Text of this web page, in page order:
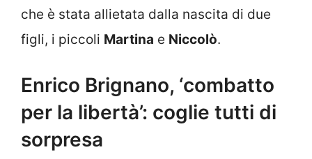
che è stata allietata dalla nascita di due
figli, i piccoli Martina e Niccolò.
Enrico Brignano, ‘combatto
per la libertà’: coglie tutti di
sorpresa